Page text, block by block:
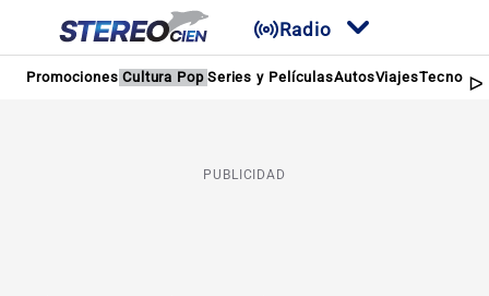
Radio
Promociones Cultura Pop Series y PelículasAutosViajes
PUBLICIDAD